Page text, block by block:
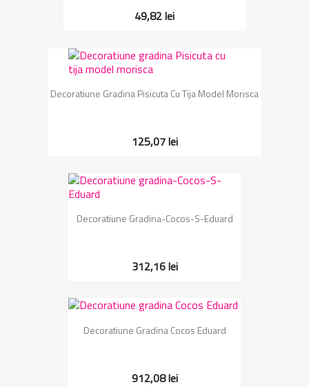
49,82 lei
Decoratiune Gradina Pisicuta Cu Tija Model Morisca
125,07 lei
Decoratiune Gradina-Cocos-S-Eduard
312,16 lei
Decoratiune Gradina Cocos Eduard
912,08 lei